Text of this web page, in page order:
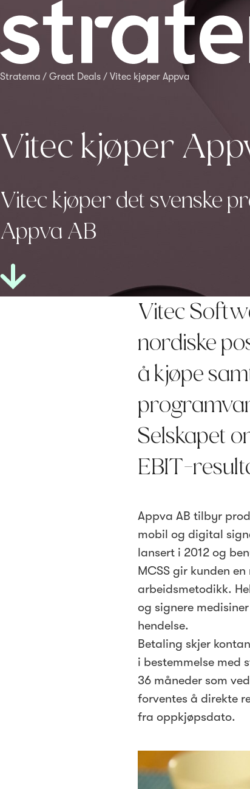
Stratema / Great Deals / Vitec kjøper Appva
Vitec kjøper
Vitec kjøper det svenske
Appva AB
Vitec
nordiske
å kjøpe
Selskapet
EBIT-
Appva AB tilbyr
mobil og digital
lansert i 2012 og
MCSS gir kunden
arbeidsmetodikk.
og signere
hendelse.
Betaling skjer
i bestemmelse med
36 måneder som
forventes å direkte
fra oppkjøpsdato.